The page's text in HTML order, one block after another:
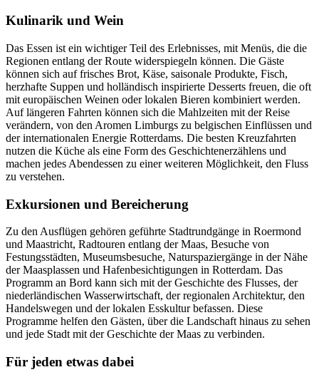
Kulinarik und Wein
Das Essen ist ein wichtiger Teil des Erlebnisses, mit Menüs, die die
Regionen entlang der Route widerspiegeln können. Die Gäste
können sich auf frisches Brot, Käse, saisonale Produkte, Fisch,
herzhafte Suppen und holländisch inspirierte Desserts freuen, die oft
mit europäischen Weinen oder lokalen Bieren kombiniert werden.
Auf längeren Fahrten können sich die Mahlzeiten mit der Reise
verändern, von den Aromen Limburgs zu belgischen Einflüssen und
der internationalen Energie Rotterdams. Die besten Kreuzfahrten
nutzen die Küche als eine Form des Geschichtenerzählens und
machen jedes Abendessen zu einer weiteren Möglichkeit, den Fluss
zu verstehen.
Exkursionen und Bereicherung
Zu den Ausflügen gehören geführte Stadtrundgänge in Roermond
und Maastricht, Radtouren entlang der Maas, Besuche von
Festungsstädten, Museumsbesuche, Naturspaziergänge in der Nähe
der Maasplassen und Hafenbesichtigungen in Rotterdam. Das
Programm an Bord kann sich mit der Geschichte des Flusses, der
niederländischen Wasserwirtschaft, der regionalen Architektur, den
Handelswegen und der lokalen Esskultur befassen. Diese
Programme helfen den Gästen, über die Landschaft hinaus zu sehen
und jede Stadt mit der Geschichte der Maas zu verbinden.
Für jeden etwas dabei